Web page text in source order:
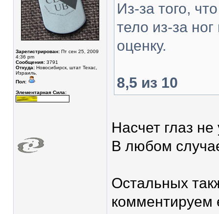
Зарегистрирован: Пт сен 25, 2009
4:36 pm
Сообщения: 3791
Откуда: Новосибирск, штат Техас,
Израиль.
Пол:
Элементарная Сила:
Из-за того,
тело из-за
оценку.
8,5 из 10
Насчет глаз
В любом
Остальных
комментируем